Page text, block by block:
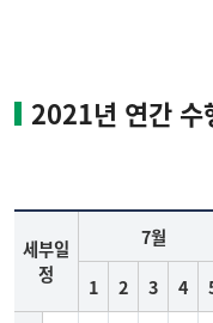
2021년 연간 수
세부일
정
7월
1
2 3 4